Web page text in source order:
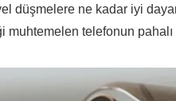
düşmelere ne kadar iyi
muhtemelen telefonun pahalı